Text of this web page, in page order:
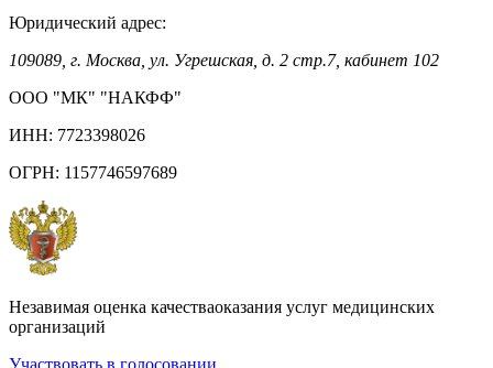
Юридический адрес:
109089, г. Москва, ул. Угрешская, д. 2 стр.7, кабинет 102
ООО "МК" "НАКФФ"
ИНН: 7723398026
ОГРН: 1157746597689
Незавимая оценка качестваоказания услуг медицинских
организаций
Участвовать в голосовании